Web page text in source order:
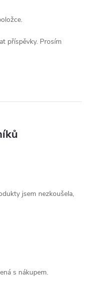
příspěvky. Prosím
jsem nezkoušela,
s nákupem.